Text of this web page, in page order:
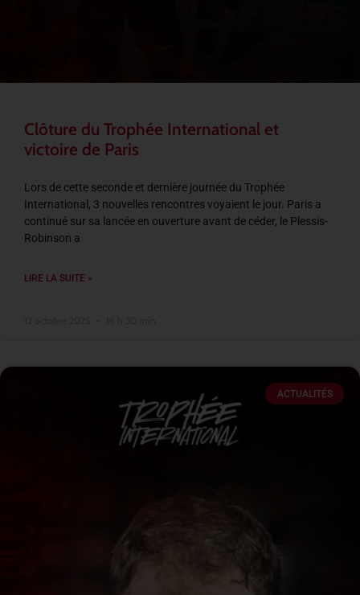
Clôture du Trophée International et
victoire de Paris
Lors de cette seconde et dernière journée du Trophée
International, 3 nouvelles rencontres voyaient le jour. Paris a
continué sur sa lancée en ouverture avant de céder, le Plessis-
Robinson a
LIRE LA SUITE »
ACTUALITÉS